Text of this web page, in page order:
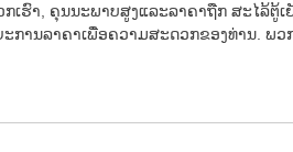
ເຮົາ​, ຄຸນ​ນະ​ພາບ​ສູງ​ແລະ​ລາ​ຄາ​ຖືກ ສະໄລ້ຕູ້
ການລາຄາເພື່ອຄວາມສະດວກຂອງທ່ານ. ພວ